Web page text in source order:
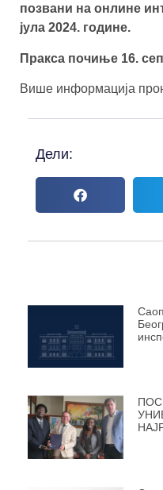
позвани на онлине
јула 2024. године.
Пракса почиње 16.
Више информација
Дели: